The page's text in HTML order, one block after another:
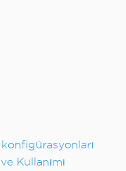
Kullanımı